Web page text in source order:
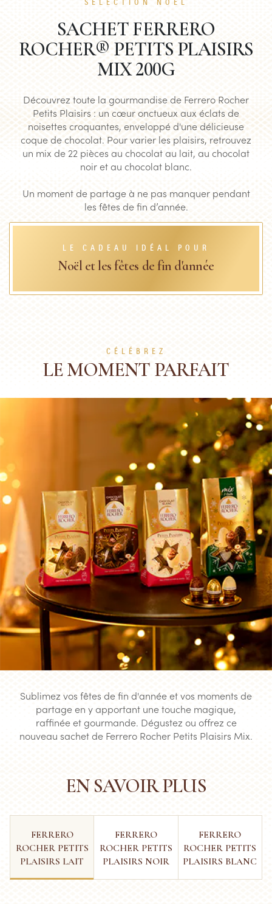
SÉLECTION NOËL
SACHET FERRERO
ROCHER® PETITS PLAISIRS
MIX 200G
Découvrez toute la gourmandise de Ferrero Rocher
Petits Plaisirs : un cœur onctueux aux éclats de
noisettes croquantes, enveloppé d'une délicieuse
coque de chocolat. Pour varier les plaisirs, retrouvez
un mix de 22 pièces au chocolat au lait, au chocolat
noir et au chocolat blanc.
Un moment de partage à ne pas manquer pendant
les fêtes de fin d’année.
LE CADEAU IDÉAL POUR
Noël et les fêtes de fin d'année
CÉLÉBREZ
LE MOMENT PARFAIT
Sublimez vos fêtes de fin d'année et vos moments de
partage en y apportant une touche magique,
raffinée et gourmande. Dégustez ou offrez ce
nouveau sachet de Ferrero Rocher Petits Plaisirs Mix.
EN SAVOIR PLUS
FERRERO
ROCHER PETITS
PLAISIRS LAIT
FERRERO
ROCHER PETITS
PLAISIRS NOIR
FERRERO
ROCHER PETITS
PLAISIRS BLANC